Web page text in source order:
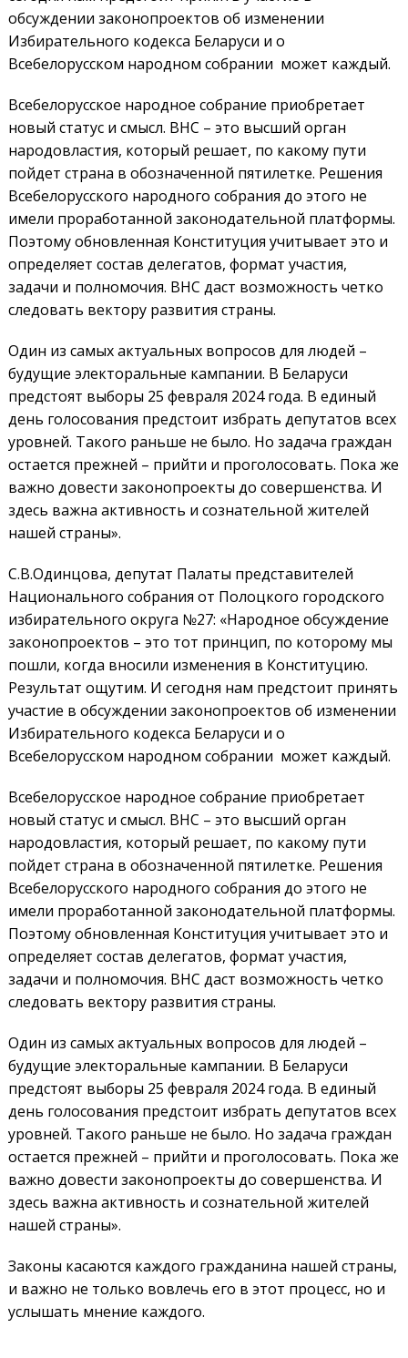
обсуждении законопроектов об изменении
Избирательного кодекса Беларуси и о
Всебелорусском народном собрании может каждый.
Всебелорусское народное собрание приобретает
новый статус и смысл. ВНС – это высший орган
народовластия, который решает, по какому пути
пойдет страна в обозначенной пятилетке. Решения
Всебелорусского народного собрания до этого не
имели проработанной законодательной платформы.
Поэтому обновленная Конституция учитывает это и
определяет состав делегатов, формат участия,
задачи и полномочия. ВНС даст возможность четко
следовать вектору развития страны.
Один из самых актуальных вопросов для людей –
будущие электоральные кампании. В Беларуси
предстоят выборы 25 февраля 2024 года. В единый
день голосования предстоит избрать депутатов всех
уровней. Такого раньше не было. Но задача граждан
остается прежней – прийти и проголосовать. Пока же
важно довести законопроекты до совершенства. И
здесь важна активность и сознательной жителей
нашей страны».
С.В.Одинцова, депутат Палаты представителей
Национального собрания от Полоцкого городского
избирательного округа №27: «Народное обсуждение
законопроектов – это тот принцип, по которому мы
пошли, когда вносили изменения в Конституцию.
Результат ощутим. И сегодня нам предстоит принять
участие в обсуждении законопроектов об изменении
Избирательного кодекса Беларуси и о
Всебелорусском народном собрании может каждый.
Всебелорусское народное собрание приобретает
новый статус и смысл. ВНС – это высший орган
народовластия, который решает, по какому пути
пойдет страна в обозначенной пятилетке. Решения
Всебелорусского народного собрания до этого не
имели проработанной законодательной платформы.
Поэтому обновленная Конституция учитывает это и
определяет состав делегатов, формат участия,
задачи и полномочия. ВНС даст возможность четко
следовать вектору развития страны.
Один из самых актуальных вопросов для людей –
будущие электоральные кампании. В Беларуси
предстоят выборы 25 февраля 2024 года. В единый
день голосования предстоит избрать депутатов всех
уровней. Такого раньше не было. Но задача граждан
остается прежней – прийти и проголосовать. Пока же
важно довести законопроекты до совершенства. И
здесь важна активность и сознательной жителей
нашей страны».
Законы касаются каждого гражданина нашей страны,
и важно не только вовлечь его в этот процесс, но и
услышать мнение каждого.